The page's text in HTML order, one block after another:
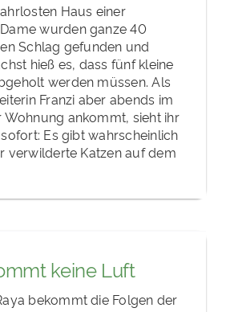
Haus einer
wurden ganze 40
Schlag gefunden und
hieß es, dass fünf kleine
werden müssen. Als
Franzi aber abends im
Wohnung ankommt, sieht ihr
Es gibt wahrscheinlich
verwilderte Katzen auf dem
keine Luft
bekommt die Folgen der